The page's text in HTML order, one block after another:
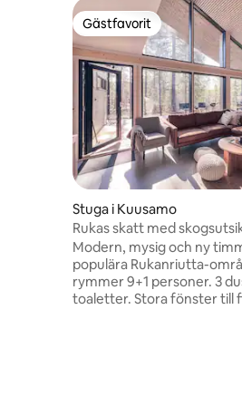
Gästfavorit
Gästfavorit
Stuga i Kuusamo
Rukas skatt med
Modern, mysig och ny
populära Rukanriutta-
rymmer 9+1 personer. 3
toaletter. Stora fönster till finsk skog och